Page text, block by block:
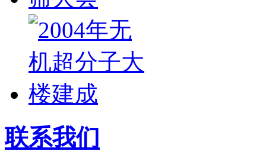
联系我们